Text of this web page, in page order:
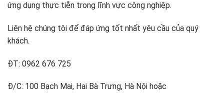
ứng dụng thực tiễn trong lĩnh vực công nghiệp.
Liên hệ chúng tôi để đáp ứng tốt nhất yêu cầu của quý
khách.
ĐT: 0962 676 725
Đ/C: 100 Bạch Mai, Hai Bà Trưng, Hà Nội hoặc